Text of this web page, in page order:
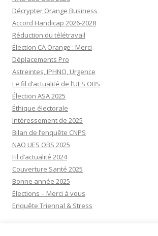
Décrypter Orange Business
Accord Handicap 2026-2028
Réduction du télétravail
Élection CA Orange : Merci
Déplacements Pro
Astreintes, IPHNO, Urgence
Le fil d’actualité de l’UES OBS
Élection ASA 2025
Éthique électorale
Intéressement de 2025
Bilan de l’enquête CNPS
NAO UES OBS 2025
Fil d’actualité 2024
Couverture Santé 2025
Bonne année 2025
Élections – Merci à vous
Enquête Triennal & Stress